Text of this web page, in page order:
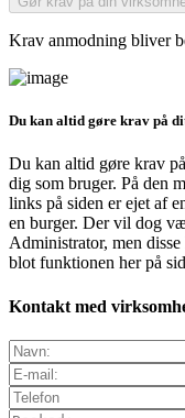
Krav anmodning bliver
Du kan altid gøre krav på
Du kan altid gøre krav
dig som bruger. På den
links på siden er ejet af
en burger. Der vil dog
Administrator, men
blot funktionen her på
Kontakt med